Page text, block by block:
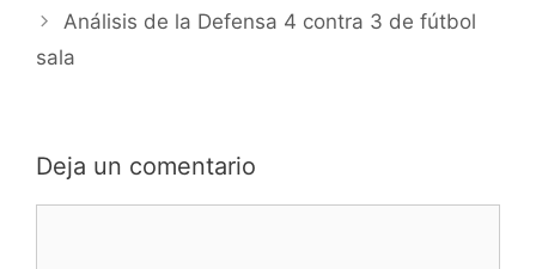
Análisis de la Defensa 4 contra 3 de fútbol
sala
Deja un comentario